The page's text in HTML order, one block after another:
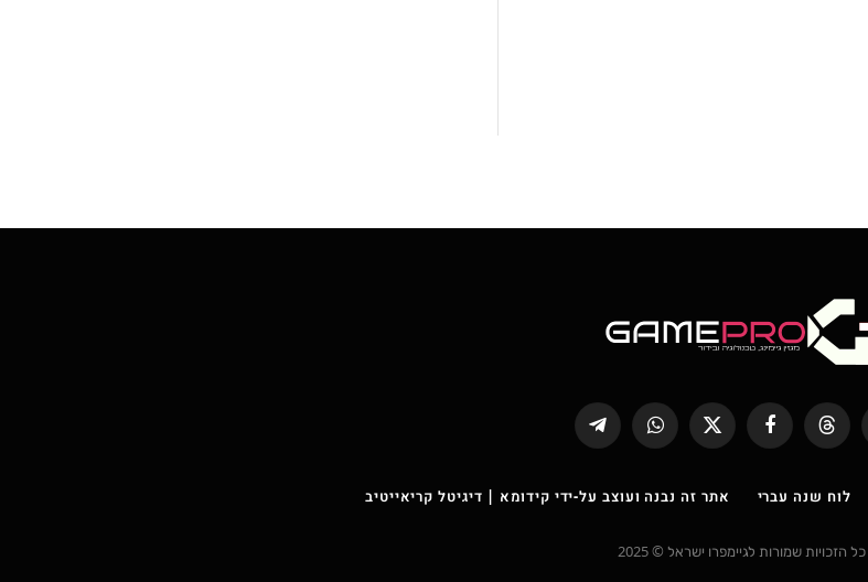
Threads פייסבוק
X
(טוויטר)
WhatsApp
Telegram
לוח שנה עברי אתר זה נבנה ועוצב על-ידי קידומא | דיגיטל קריאייטיב
כל הזכויות שמורות לגיימפרו ישראל © 2025